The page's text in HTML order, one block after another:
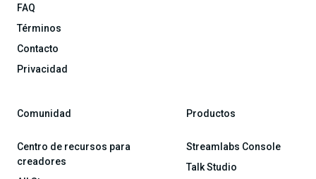
FAQ
Términos
Contacto
Privacidad
Comunidad
Centro de recursos para
creadores
Productos
Streamlabs Console
Talk Studio